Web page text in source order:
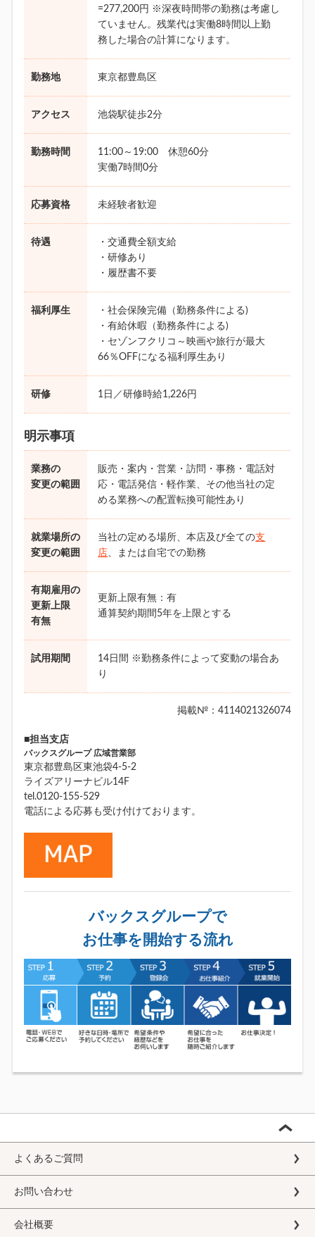
=277,200円 ※深夜時間帯の勤務は考慮し
ていません。残業代は実働8時間以上勤
務した場合の計算になります。
勤務地 東京都豊島区
アクセス 池袋駅徒歩2分
勤務時間
11:00～19:00 休憩60分
実働7時間0分
応募資格 未経験者歓迎
待遇
・交通費全額支給
・研修あり
・履歴書不要
福利厚生
・社会保険完備（勤務条件による)
・有給休暇（勤務条件による)
・セゾンフクリコ～映画や旅行が最大
66％OFFになる福利厚生あり
研修 1日／研修時給1,226円
明示事項
業務の
変更の範囲
販売・案内・営業・訪問・事務・電話対
応・電話発信・軽作業、その他当社の定
める業務への配置転換可能性あり
就業場所の
変更の範囲
当社の定める場所、本店及び全ての支
店、または自宅での勤務
有期雇用の
更新上限
有無
更新上限有無：有
通算契約期間5年を上限とする
試用期間
14日間 ※勤務条件によって変動の場合あ
り
掲載№：4114021326074
■担当支店
バックスグループ 広域営業部
東京都豊島区東池袋4-5-2
ライズアリーナビル14F
tel.0120-155-529
電話による応募も受け付けております。
バックスグループで
お仕事を開始する流れ
よくあるご質問
お問い合わせ
会社概要